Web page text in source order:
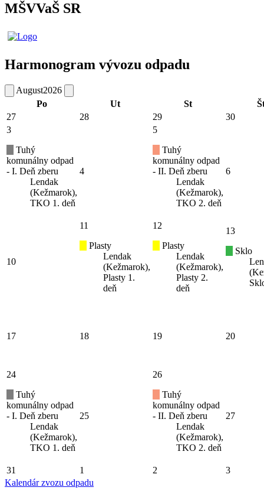
MŠVVaŠ SR
Harmonogram vývozu odpadu
August2026
Po
Ut St
27
28 29
30
3
Tuhý
komunálny odpad
- I. Deň zberu
Lendak
(Kežmarok),
TKO 1. deň
4
5
Tuhý
komunálny odpad
- II. Deň zberu
Lendak
(Kežmarok),
TKO 2. deň
6
10
11
Plasty
Lendak
(Kežmarok),
Plasty 1.
deň
12
Plasty
Lendak
(Kežmarok),
Plasty 2.
deň
13
Sklo
17 18 19 20
24
Tuhý
komunálny odpad
- I. Deň zberu
Lendak
(Kežmarok),
TKO 1. deň
25
26
Tuhý
komunálny odpad
- II. Deň zberu
Lendak
(Kežmarok),
TKO 2. deň
27
31 1 2
3
Kalendár zvozu odpadu